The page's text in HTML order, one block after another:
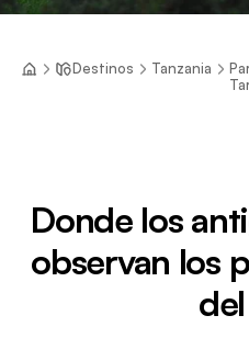
Destinos Tanzania
Donde los
observan los